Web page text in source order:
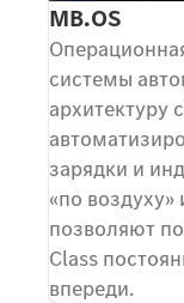
MB.OS
системы
зарядки и
«по
позволяют
Class
впереди.